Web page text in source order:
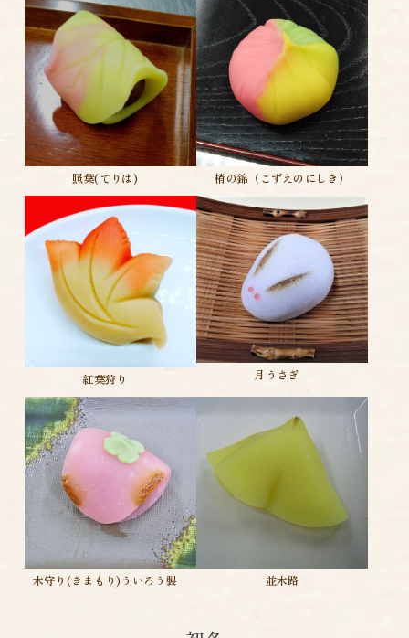
照葉(てりは) 梢の錦（こずえのにしき）
紅葉狩り 月うさぎ
木守り(きまもり)ういろう製 並木路